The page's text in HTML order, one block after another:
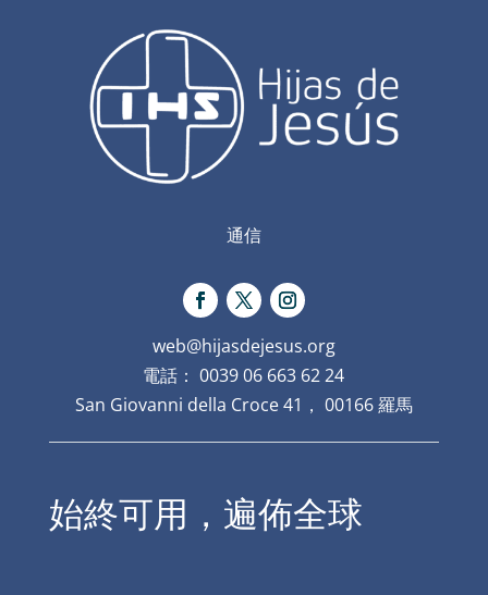
通信
web@hijasdejesus.org
電話： 0039 06 663 62 24
San Giovanni della Croce 41， 00166 羅馬
始終可用，遍佈全球